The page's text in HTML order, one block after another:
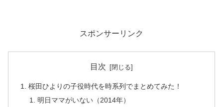
スポンサーリンク
目次
桜田ひよりの子役時代を時系列でまとめてみた！
明日ママがいない（2014年）